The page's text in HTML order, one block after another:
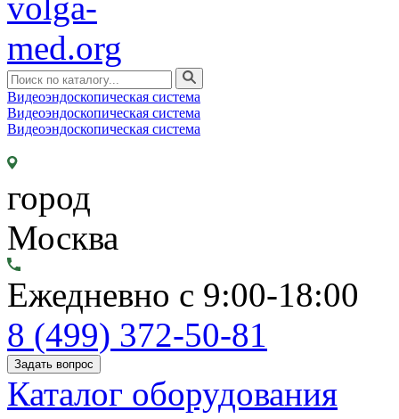
Видеоэндоскопическая система
Видеоэндоскопическая система
Видеоэндоскопическая система
город
Москва
Ежедневно с 9:00-18:00
8 (499) 372-50-81
Задать вопрос
Каталог оборудования